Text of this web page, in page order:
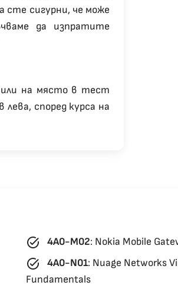
сте сигурни, че може
да изпратите
на място в тест
според курса на
task_alt 4A0-M02: Nokia Mobile
task_alt 4A0-N01: Nuage Networks
Fundamentals